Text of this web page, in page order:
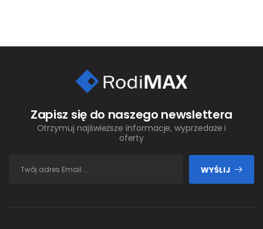
Zapisz się do naszego newslettera
Otrzymuj najświeższe informacje, wyprzedaże i
oferty
WYŚLIJ